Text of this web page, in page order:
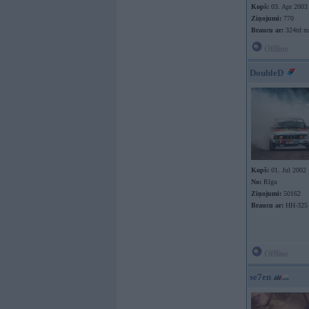
Kopš: 03. Apr 2003
Ziņojumi: 770
Braucu ar: 324td
DoubleD
Kopš: 01. Jul 2002
No: Rīga
Ziņojumi: 50162
Braucu ar: HH-325
se7en